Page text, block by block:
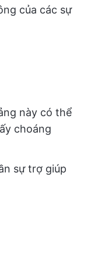
của các sự
này có thể
choáng
sự trợ giúp